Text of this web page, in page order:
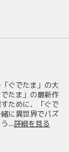
ぐでたま」の大
たま」の最新作
ために、「ぐで
に異世界でパズ
...詳細を見る